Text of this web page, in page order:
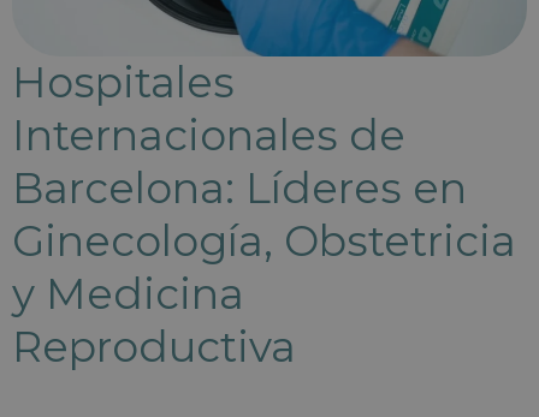
Hospitales
Internacionales de
Barcelona: Líderes en
Ginecología, Obstetricia
y Medicina
Reproductiva